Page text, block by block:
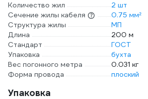
Количество жил
2 шт
Сечение жилы кабеля
0.75 мм²
Структура жилы
МП
Длина
200 м
Стандарт
ГОСТ
Упаковка
бухта
Вес погонного метра
0.031 кг
Форма провода
плоский
Упаковка